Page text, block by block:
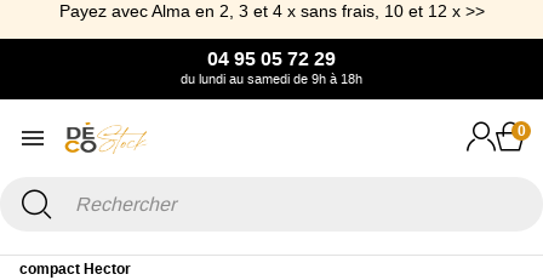
Payez avec Alma en 2, 3 et 4 x sans frais, 10 et 12 x >>
04 95 05 72 29
du lundi au samedi de 9h à 18h
0
compact Hector